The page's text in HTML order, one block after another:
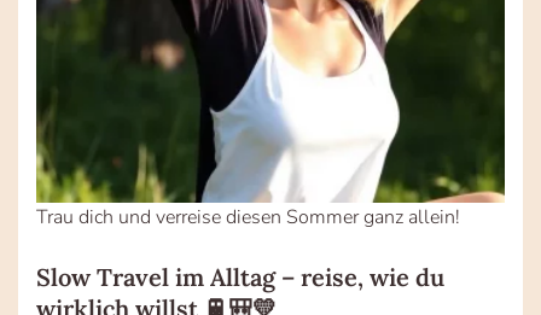
Trau dich und verreise diesen Sommer ganz allein!
Slow Travel im Alltag – reise, wie du
wirklich willst 🚆🎒💛